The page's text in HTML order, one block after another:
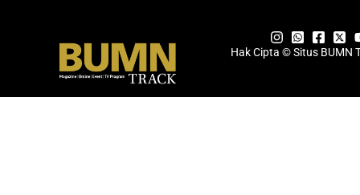
Hak Cipta © Situs BUMN